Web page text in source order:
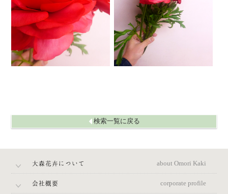
ユリアジアティック
ユリオリエンタル
ユリ（LA）
ユーカリ
ユーフォルビア
ライラック
ラナンキュラス
リシアンサス
リモニューム シヌアータ
リモニユーム HB
検索一覧に戻る
大森花卉について about Omori Kaki
会社概要 corporate profile